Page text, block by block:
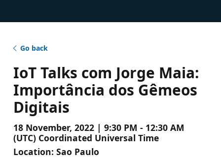
Go back
IoT Talks com Jorge Maia:
Importância dos Gêmeos
Digitais
18 November, 2022 | 9:30 PM - 12:30 AM
(UTC) Coordinated Universal Time
Location: Sao Paulo